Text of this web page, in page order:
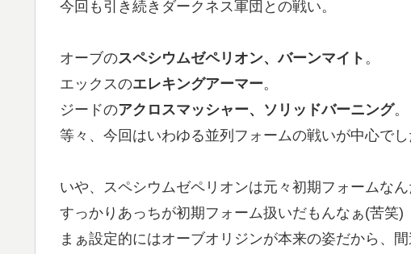
今回も引き続きダークネス軍団との戦い。
オーブのスペシウムゼペリオン、バーンマイト 。
エックスのエレキングアーマー。
ジードのアクロスマッシャー、ソリッドバーニング。
等々、今回はいわゆる並列フォームの戦いが中心でし
いや、スペシウムゼペリオンは元々初期フォームな
すっかりあっちが初期フォーム扱いだもんなぁ(苦笑)
まぁ設定的にはオーブオリジンが本来の姿だから、間